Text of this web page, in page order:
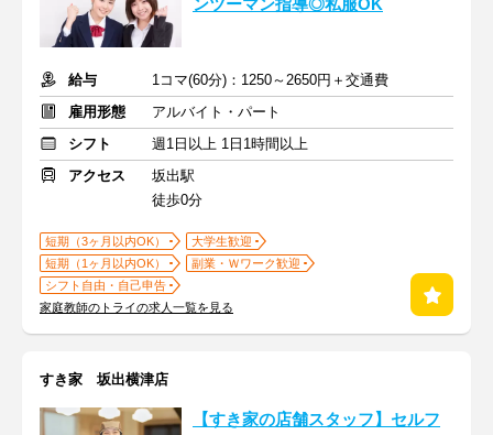
ンツーマン指導◎私服OK
給与
1コマ(60分)：1250～2650円＋交通費
雇用形態
アルバイト・パート
シフト
週1日以上 1日1時間以上
アクセス
坂出駅
徒歩0分
短期（3ヶ月以内OK）
大学生歓迎
短期（1ヶ月以内OK）
副業・Ｗワーク歓迎
シフト自由・自己申告
家庭教師のトライの求人一覧を見る
すき家 坂出横津店
【すき家の店舗スタッフ】セルフ